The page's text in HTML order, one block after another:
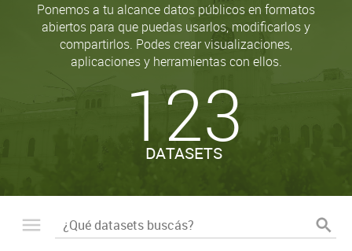
Ponemos a tu alcance datos públicos en formatos
abiertos para que puedas usarlos, modificarlos y
compartirlos. Podes crear visualizaciones,
aplicaciones y herramientas con ellos.
123
DATASETS